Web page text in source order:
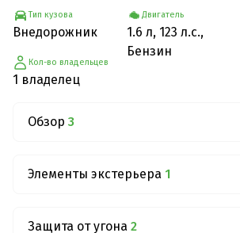
Тип кузова
Внедорожник
Кол-во владельцев
1 владелец
Двигатель
1.6 л, 123 л.с.,
Бензин
Обзор 3
Элементы экстерьера 1
Защита от угона 2